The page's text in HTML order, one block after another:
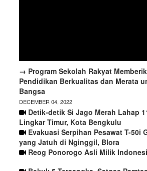
→ Program Sekolah Rakyat
Pendidikan Berkualitas dan Merata
Bangsa
DECEMBER 04, 2022
Detik-detik Si Jago Merah Lahap
Lingkar Timur, Kota Bengkulu
Evakuasi Serpihan Pesawat T-50i
yang Jatuh di Nginggil, Blora
Reog Ponorogo Asli Milik